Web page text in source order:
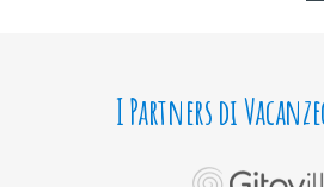
I Partners di